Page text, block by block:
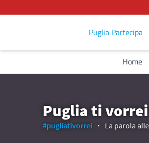
Puglia Partecipa
Home
Puglia ti vorrei
#pugliativorrei La parola